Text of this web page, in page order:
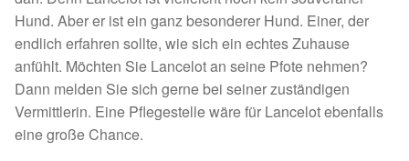
Glückliche Fellnasen
Happy End Stories
Regenbogenbrücke
Hund. Aber er ist ein ganz besonderer Hund. Einer, der
endlich erfahren sollte, wie sich ein echtes Zuhause
anfühlt. Möchten Sie Lancelot an seine Pfote nehmen?
Dann melden Sie sich gerne bei seiner zuständigen
Vermittlerin. Eine Pflegestelle wäre für Lancelot ebenfalls
eine große Chance.